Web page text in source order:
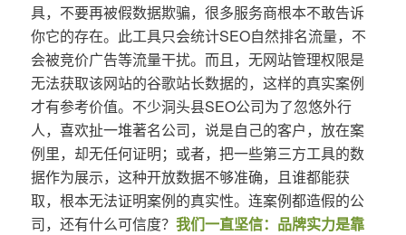
具，不要再被假数据欺骗，很多服务商根本不敢告诉
你它的存在。此工具只会统计SEO自然排名流量，不
会被竞价广告等流量干扰。而且，无网站管理权限是
无法获取该网站的谷歌站长数据的，这样的真实案例
才有参考价值。不少洞头县SEO公司为了忽悠外行
人，喜欢扯一堆著名公司，说是自己的客户，放在案
例里，却无任何证明；或者，把一些第三方工具的数
据作为展示，这种开放数据不够准确，且谁都能获
取，根本无法证明案例的真实性。连案例都造假的公
司，还有什么可信度？ 我们一直坚信：品牌实力是靠